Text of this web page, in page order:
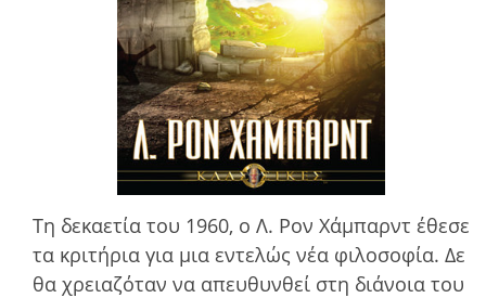
Τη δεκαετία του 1960, ο Λ. Ρον Χάμπαρντ έθεσε
τα κριτήρια για µια εντελώς νέα φιλοσοφία. Δε
θα χρειαζόταν να απευθυνθεί στη διάνοια του